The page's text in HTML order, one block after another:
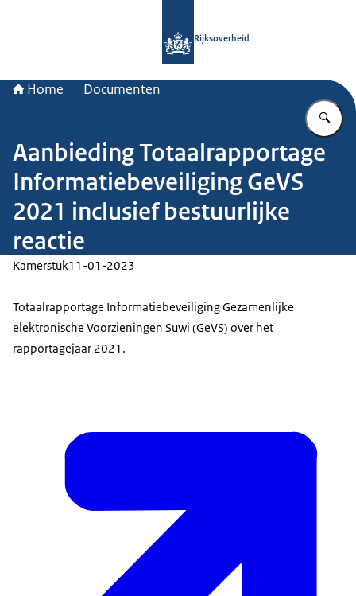
Rijksoverheid
Home Documenten
Aanbieding Totaalrapportage
Informatiebeveiliging GeVS
2021 inclusief bestuurlijke
reactie
Kamerstuk11-01-2023
Totaalrapportage Informatiebeveiliging Gezamenlijke
elektronische Voorzieningen Suwi (GeVS) over het
rapportagejaar 2021.